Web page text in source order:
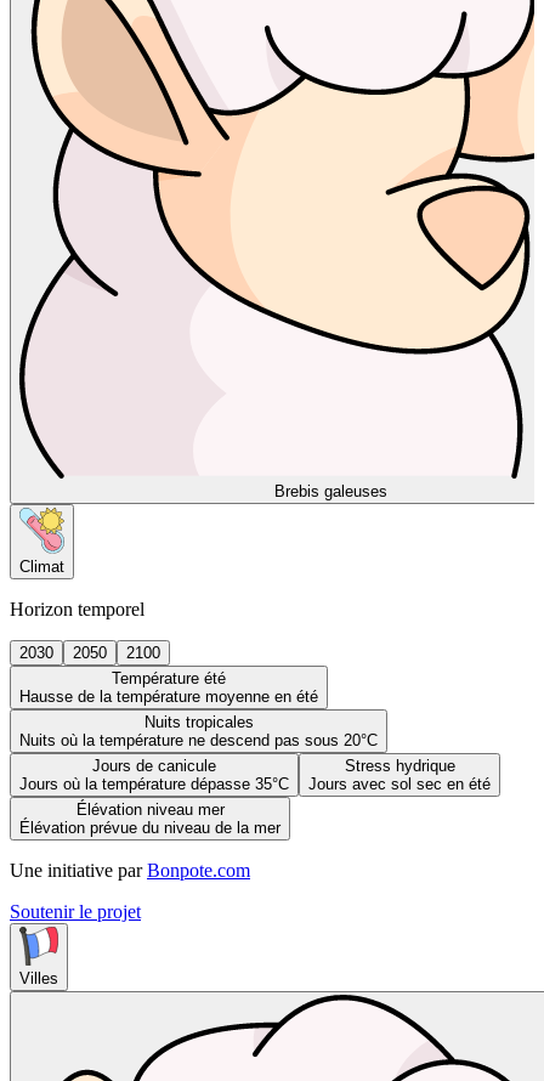
Brebis galeuses
Climat
Horizon temporel
2030 2050
2100
Température été
Hausse de la température moyenne en été
Nuits tropicales
Nuits où la température ne descend pas sous 20°C
Jours de canicule
Jours où la température dépasse 35°C
Stress hydrique
Jours avec sol sec en été
Élévation niveau mer
Élévation prévue du niveau de la mer
Une initiative par Bonpote.com
Soutenir le projet
Villes